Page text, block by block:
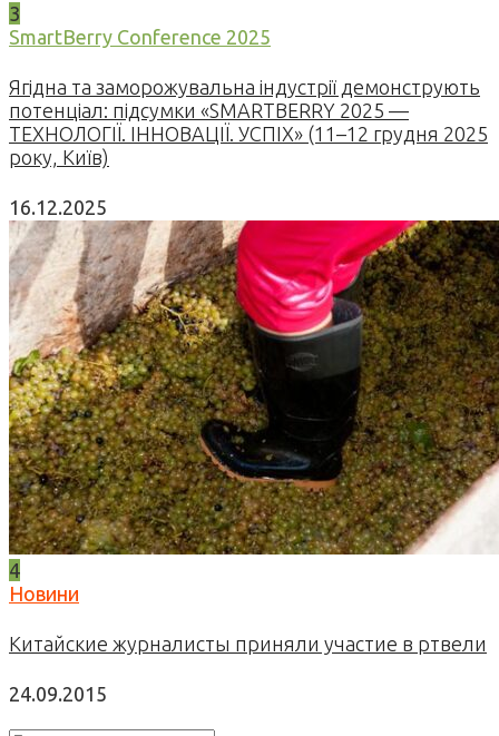
3
SmartBerry Conference 2025
Ягідна та заморожувальна індустрії демонструють
потенціал: підсумки «SMARTBERRY 2025 —
ТЕХНОЛОГІЇ. ІННОВАЦІЇ. УСПІХ» (11–12 грудня 2025
року, Київ)
16.12.2025
4
Новини
Китайские журналисты приняли участие в ртвели
24.09.2015